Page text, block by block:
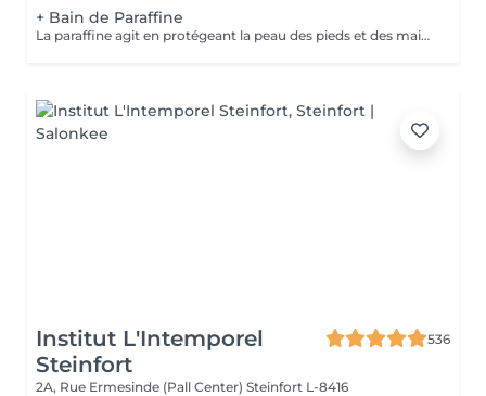
+ Bain de Paraffine
La paraffine agit en protégeant la peau des pieds et des mains contre les agressions extérieures. Sa capacité de rétention d'eau favorise l'hydratation de la peau. Le traitement à la paraffine est idéal pour avoir des membres lisses. En effet, ce produit procure un effet rajeunissant à la peau, en plus de l'adoucir. Ce traitement est ainsi surtout recommandé à toute personne ayant la peau sèche.
Institut L'Intemporel
Steinfort
536
2A, Rue Ermesinde (Pall Center) Steinfort L-8416